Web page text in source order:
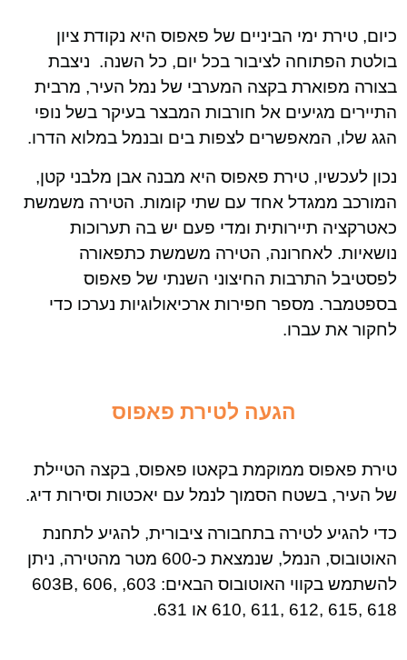
כיום, טירת ימי הביניים של פאפוס היא נקודת ציון
בולטת הפתוחה לציבור בכל יום, כל השנה. ניצבת
בצורה מפוארת בקצה המערבי של נמל העיר, מרבית
התיירים מגיעים אל חורבות המבצר בעיקר בשל נופי
הגג שלו, המאפשרים לצפות בים ובנמל במלוא הדרו.
נכון לעכשיו, טירת פאפוס היא מבנה אבן מלבני קטן,
המורכב ממגדל אחד עם שתי קומות. הטירה משמשת
כאטרקציה תיירותית ומדי פעם יש בה תערוכות
נושאיות. לאחרונה, הטירה משמשת כתפאורה
לפסטיבל התרבות החיצוני השנתי של פאפוס
בספטמבר. מספר חפירות ארכיאולוגיות נערכו כדי
לחקור את עברו.
הגעה לטירת פאפוס
טירת פאפוס ממוקמת בקאטו פאפוס, בקצה הטיילת
של העיר, בשטח הסמוך לנמל עם יאכטות וסירות דיג.
כדי להגיע לטירה בתחבורה ציבורית, להגיע לתחנת
האוטובוס, הנמל, שנמצאת כ-600 מטר מהטירה, ניתן
להשתמש בקווי האוטובוס הבאים: 603, 603В, 606,
610, 611, 612, 615, 618 או 631.